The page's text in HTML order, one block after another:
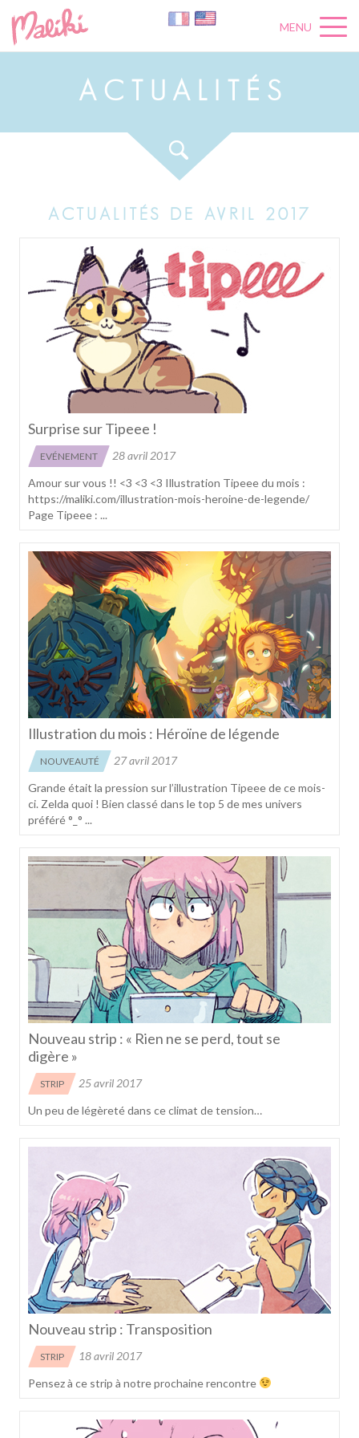
MENU
A C U A L É S
ACTUALITÉS DE AVRIL 2017
Surprise sur Tipeee !
EVÉNEMENT
28 avril 2017
Amour sur vous !! <3 <3 <3 Illustration Tipeee du mois :
https://maliki.com/illustration-mois-heroine-de-legende/
Page Tipeee : ...
Illustration du mois : Héroïne de légende
NOUVEAUTÉ
27 avril 2017
Grande était la pression sur l’illustration Tipeee de ce mois-
ci. Zelda quoi ! Bien classé dans le top 5 de mes univers
préféré °_° ...
Nouveau strip : « Rien ne se perd, tout se
digère »
STRIP
25 avril 2017
Un peu de légèreté dans ce climat de tension…
Nouveau strip : Transposition
STRIP
18 avril 2017
Pensez à ce strip à notre prochaine rencontre